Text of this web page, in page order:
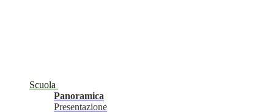
Scuola
Panoramica
Presentazione